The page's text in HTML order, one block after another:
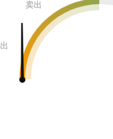
卖出